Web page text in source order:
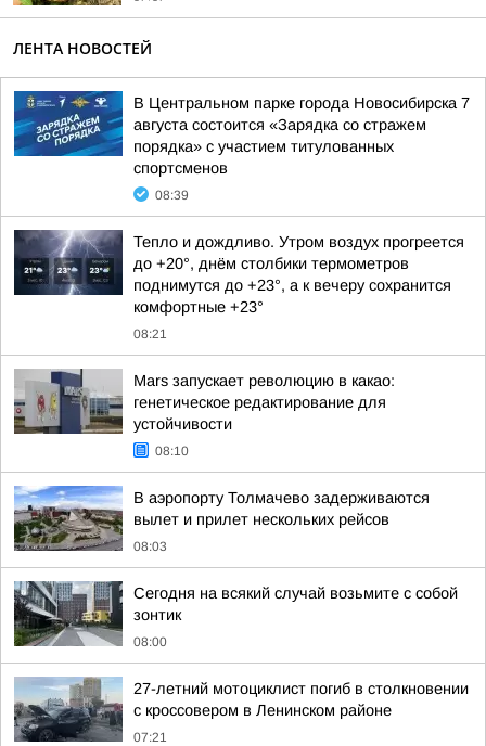
ЛЕНТА НОВОСТЕЙ
В Центральном парке города Новосибирска 7
августа состоится «Зарядка со стражем
порядка» с участием титулованных
спортсменов
08:39
Тепло и дождливо. Утром воздух прогреется
до +20°, днём столбики термометров
поднимутся до +23°, а к вечеру сохранится
комфортные +23°
08:21
Mars запускает революцию в какао:
генетическое редактирование для
устойчивости
08:10
В аэропорту Толмачево задерживаются
вылет и прилет нескольких рейсов
08:03
Сегодня на всякий случай возьмите с собой
зонтик
08:00
27-летний мотоциклист погиб в столкновении
с кроссовером в Ленинском районе
07:21